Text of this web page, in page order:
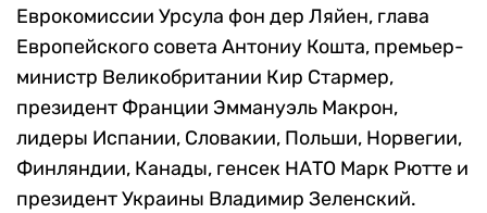
Еврокомиссии Урсула фон дер Ляйен, глава
Европейского совета Антониу Кошта, премьер-
министр Великобритании Кир Стармер,
президент Франции Эммануэль Макрон,
лидеры Испании, Словакии, Польши, Норвегии,
Финляндии, Канады, генсек НАТО Марк Рютте и
президент Украины Владимир Зеленский.